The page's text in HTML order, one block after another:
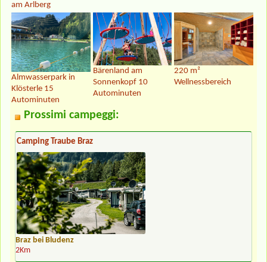
am Arlberg
Almwasserpark in
Klösterle 15
Autominuten
Bärenland am
Sonnenkopf 10
Autominuten
220 m²
Wellnessbereich
Prossimi campeggi:
Camping Traube Braz
Braz bei Bludenz
2Km